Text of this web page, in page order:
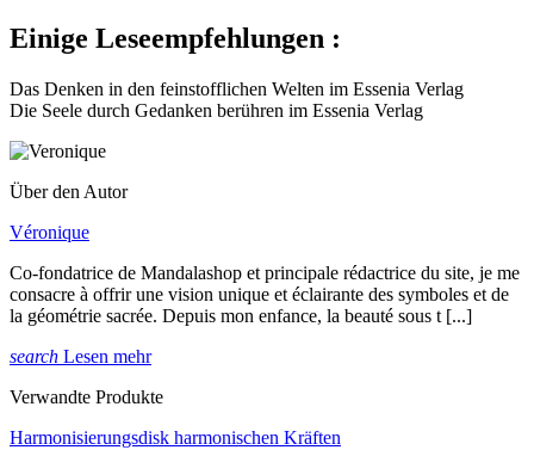
Einige Leseempfehlungen :
Das Denken in den feinstofflichen Welten im Essenia Verlag
Die Seele durch Gedanken berühren im Essenia Verlag
Über den Autor
Véronique
Co-fondatrice de Mandalashop et principale rédactrice du site, je me
consacre à offrir une vision unique et éclairante des symboles et de
la géométrie sacrée. Depuis mon enfance, la beauté sous t [...]
search Lesen mehr
Verwandte Produkte
Harmonisierungsdisk harmonischen Kräften